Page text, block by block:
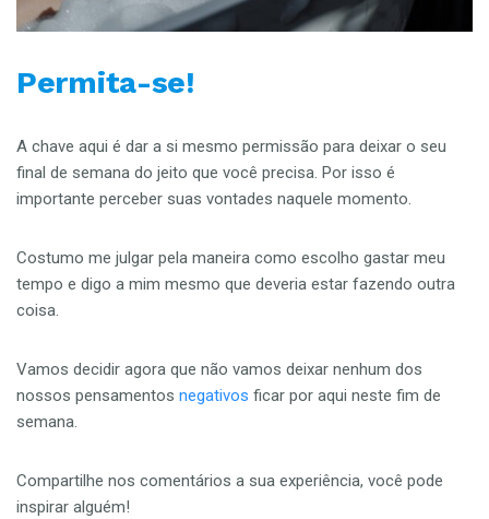
Permita-se!
A chave aqui é dar a si mesmo permissão para deixar o seu
final de semana do jeito que você precisa. Por isso é
importante perceber suas vontades naquele momento.
Costumo me julgar pela maneira como escolho gastar meu
tempo e digo a mim mesmo que deveria estar fazendo outra
coisa.
Vamos decidir agora que não vamos deixar nenhum dos
nossos pensamentos negativos ficar por aqui neste fim de
semana.
Compartilhe nos comentários a sua experiência, você pode
inspirar alguém!